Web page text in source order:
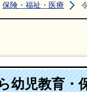
保険・福祉・医療
幼児教育・